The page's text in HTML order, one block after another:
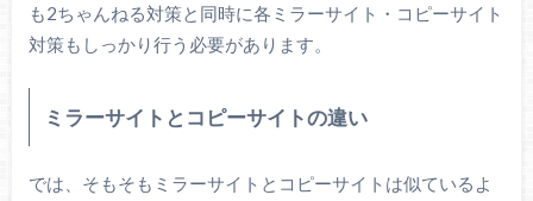
も2ちゃんねる対策と同時に各ミラーサイト・コピーサイト
対策もしっかり行う必要があります。
ミラーサイトとコピーサイトの違い
では、そもそもミラーサイトとコピーサイトは似ているよ